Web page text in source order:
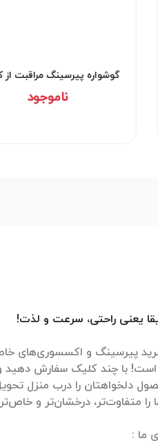
گوشواره پیرسینگ مراقبت از کلویید
یعنی راحتی، سرعت و لذت!
خرید پیرسینگ و اکسسوری‌های
با چند کلیک سفارش دهید و
دلخواهتان را درب منزل تحویل